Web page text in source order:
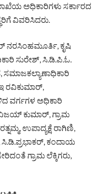
ಅಧಿಕಾರಿಗಳು ಸರ್ಕಾರದ
ವಿವರಿಸಿದರು.
ನರಸಿಂಹಮೂರ್ತಿ, ಕೃಷಿ
ಸುರೇಶ್, ಸಿ.ಡಿ.ಪಿ.ಓ.
ಸಮಾಜಕಲ್ಯಾಣಾಧಿಕಾರಿ
ರವಿಕುಮಾರ್,
ವರ್ಗಗಳ ಅಧಿಕಾರಿ
ವಿಜಯ್ ಕುಮಾರ್, ಗ್ರಾಮ
ಉಪಾದ್ಯಕ್ಷೆ ರಾಗಿಣಿ,
ಸಿ.ಡಿ.ಪ್ರಭಾಕರ್, ಕಂದಾಯ
ಗ್ರಾಮ ಲೆಕ್ಕಿಗರು,